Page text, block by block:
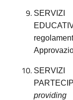
SERVIZI